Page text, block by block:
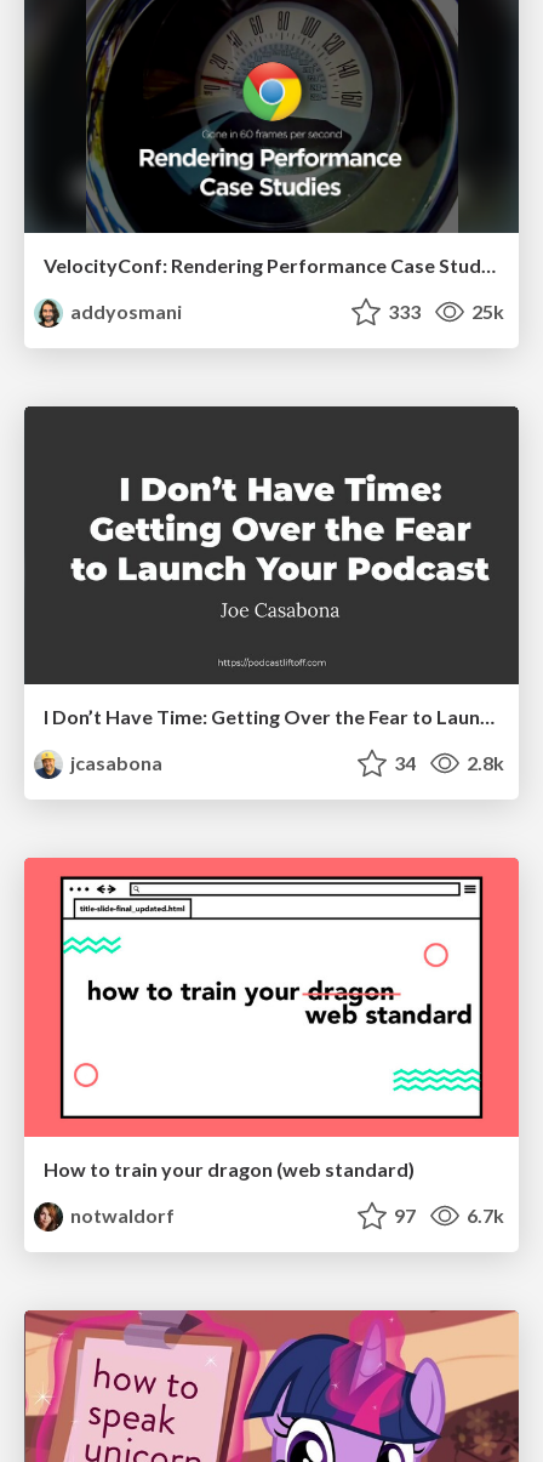
VelocityConf: Rendering Performance Case Studies
addyosmani
333 25k
I Don’t Have Time: Getting Over the Fear to Launch Your Podcast
jcasabona
34 2.8k
How to train your dragon (web standard)
notwaldorf
97 6.7k